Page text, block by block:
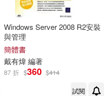
Windows Server 2008 R2安裝
與管理
簡體書
戴有煒編著
87 折 $360 $414
試閱